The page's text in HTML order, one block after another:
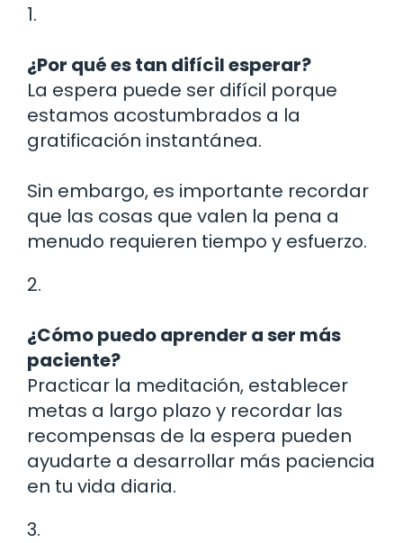
1.
¿Por qué es tan difícil esperar?
La espera puede ser difícil porque
estamos acostumbrados a la
gratificación instantánea.
Sin embargo, es importante recordar
que las cosas que valen la pena a
menudo requieren tiempo y esfuerzo.
2.
¿Cómo puedo aprender a ser más
paciente?
Practicar la meditación, establecer
metas a largo plazo y recordar las
recompensas de la espera pueden
ayudarte a desarrollar más paciencia
en tu vida diaria.
3.